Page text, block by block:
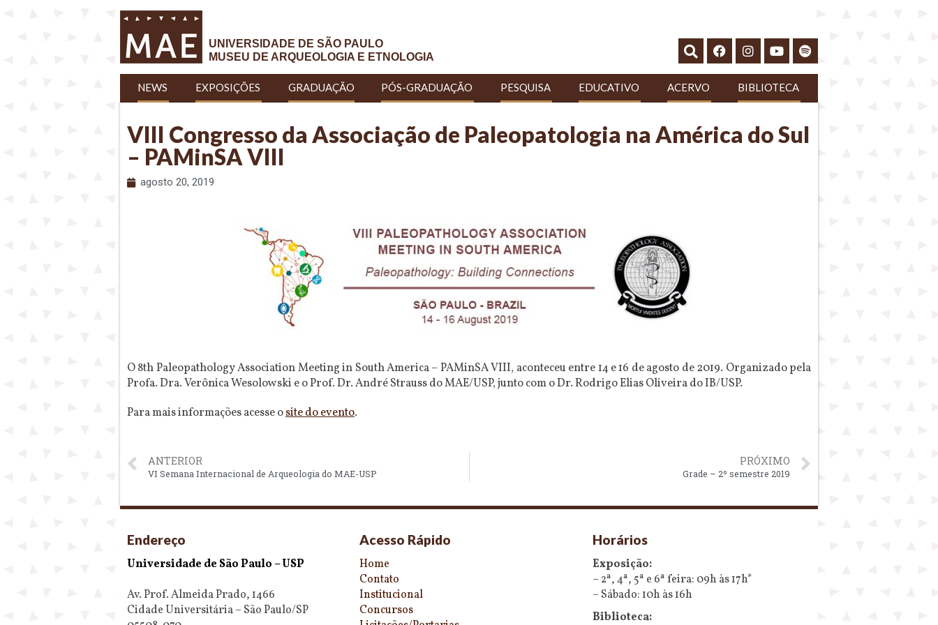
UNIVERSIDADE DE SÃO PAULO
MUSEU DE ARQUEOLOGIA E ETNOLOGIA
NEWS EXPOSIÇÕES GRADUAÇÃO PÓS-GRADUAÇÃO PESQUISA EDUCATIVO ACERVO BIBLIOTECA
VIII Congresso da Associação de Paleopatologia na América do Sul
– PAMinSA VIII
agosto 20, 2019
O 8th Paleopathology Association Meeting in South America – PAMinSA VIII, aconteceu entre 14 e 16 de agosto de 2019. Organizado pela
Profa. Dra. Verônica Wesolowski e o Prof. Dr. André Strauss do MAE/USP, junto com o Dr. Rodrigo Elias Oliveira do IB/USP.
Para mais informações acesse osite do evento.
ANTERIOR
VI Semana Internacional de Arqueologia do MAE-USP
PRÓXIMO
Grade – 2º semestre 2019
Endereço
Universidade de São Paulo – USP
Av. Prof. Almeida Prado, 1466
Cidade Universitária – São Paulo/SP
Acesso Rápido
Home
Contato
Institucional
Concursos
Horários
Exposição:
– 2ª, 4ª, 5ª e 6ª feira: 09h às 17h*
– Sábado: 10h às 16h
Biblioteca: